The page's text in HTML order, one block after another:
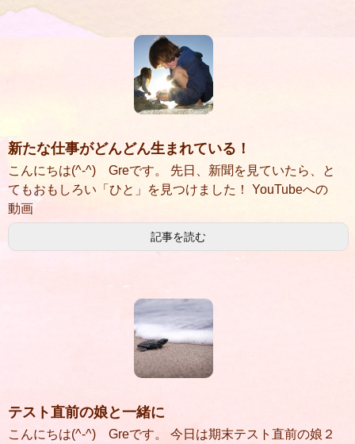
新たな仕事がどんどん生まれている！
こんにちは(^-^) Greです。 先日、新聞を見ていたら、と
てもおもしろい「ひと」を見つけました！ YouTubeへの
動画
記事を読む
テスト直前の娘と一緒に
こんにちは(^-^) Greです。 今日は期末テスト直前の娘２